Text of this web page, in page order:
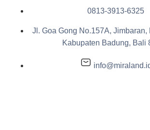
0813-3913-6325
Jl. Goa Gong No.157A, Jimbaran,
Kabupaten Badung, Bali